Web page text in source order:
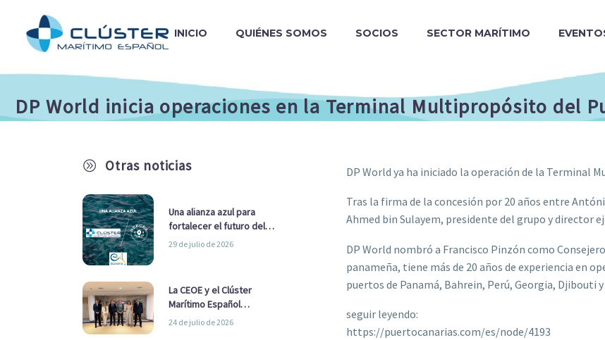
INICIO QUIÉNES SOMOS SOCIOS SECTOR MARÍTIMO
DP World inicia operaciones en la Terminal Multipropósito del
A Otras noticias
Una alianza azul para
fortalecer el futuro del
sector marítimo
29 de julio de 2026
La CEOE y el Clúster
Marítimo Español
refuerzan su alianza para
24 de julio de 2026
DP World ya ha iniciado la operación de la Terminal
Tras la firma de la concesión por 20 años entre
Ahmed bin Sulayem, presidente del grupo y director
DP World nombró a Francisco Pinzón como
panameña, tiene más de 20 años de experiencia en
puertos de Panamá, Bahrein, Perú, Georgia, Djibouti
seguir leyendo:
https://puertocanarias.com/es/node/4193